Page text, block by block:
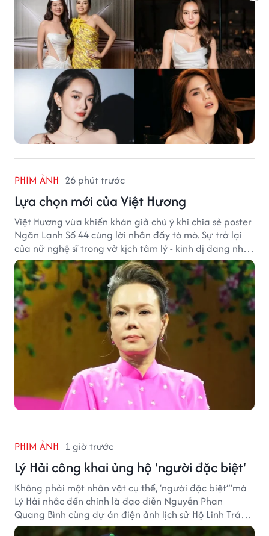
PHIM ẢNH 26 phút trước
Lựa chọn mới của Việt Hương
Việt Hương vừa khiến khán giả chú ý khi chia sẻ poster
Ngăn Lạnh Số 44 cùng lời nhắn đầy tò mò. Sự trở lại
của nữ nghệ sĩ trong vở kịch tâm lý - kinh dị đang nhận
được nhiều quan tâm từ công chúng.
PHIM ẢNH 1 giờ trước
Lý Hải công khai ủng hộ 'người đặc biệt'
Không phải một nhân vật cụ thể, 'người đặc biệt”'mà
Lý Hải nhắc đến chính là đạo diễn Nguyễn Phan
Quang Bình cùng dự án điện ảnh lịch sử Hộ Linh Tráng
Sĩ: Bí Ẩn Mộ Vua Đinh.